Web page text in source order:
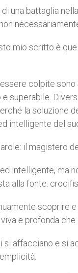
una battaglia
mio scritto è
colpite
superabile.
la soluzione
intelligente del
il magistero
intelligente, ma
alla fonte:
scoprire
e profonda che
si affacciano e si